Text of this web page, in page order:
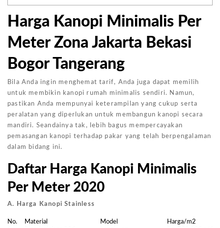
Harga Kanopi Minimalis Per
Meter Zona Jakarta Bekasi
Bogor Tangerang
Bila Anda ingin menghemat tarif, Anda juga dapat memilih
untuk membikin kanopi rumah minimalis sendiri. Namun,
pastikan Anda mempunyai keterampilan yang cukup serta
peralatan yang diperlukan untuk membangun kanopi secara
mandiri. Seandainya tak, lebih bagus mempercayakan
pemasangan kanopi terhadap pakar yang telah berpengalaman
dalam bidang ini.
Daftar Harga Kanopi Minimalis
Per Meter 2020
A. Harga Kanopi Stainless
No. Material Model
Harga/m2